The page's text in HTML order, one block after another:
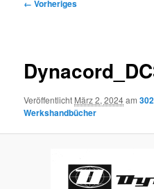
← Vorheriges
Veröffentlicht März 2, 2024am
Werkshandbücher